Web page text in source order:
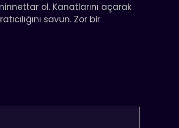
ol. Kanatlarını açarak
savun. Zor bir